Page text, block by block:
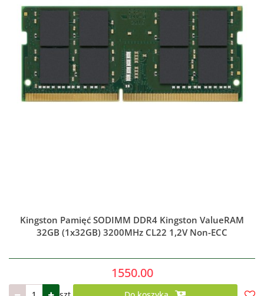
Kingston Pamięć SODIMM DDR4 Kingston ValueRAM
32GB (1x32GB) 3200MHz CL22 1,2V Non-ECC
1550.00